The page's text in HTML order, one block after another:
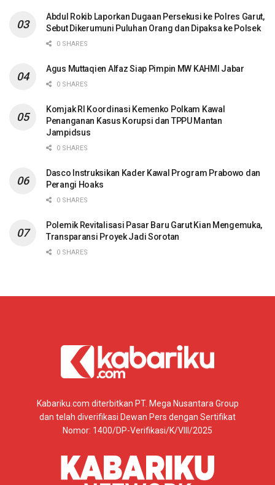
Abdul Rokib Laporkan Dugaan Persekusi ke Polres Garut,
Sebut Dikerumuni Puluhan Orang dan Dipaksa ke Polsek
0 SHARES
Agus Muttaqien Alfaz Siap Pimpin MW KAHMI Jabar
0 SHARES
Komjak RI Koordinasi Kemenko Polkam Kawal
Penanganan Kasus Korupsi dan TPPU Mantan
Jampidsus
0 SHARES
Dasco Instruksikan Kader Kawal Program Prabowo dan
Perangi Hoaks
0 SHARES
Polemik Revitalisasi Pasar Baru Garut Kian Mengemuka,
Transparansi Proyek Jadi Sorotan
0 SHARES
Kabariku.com diterbitkan PT. Mega Nusantara Group
dan telah diverifikasi Dewan Pers dengan Sertifikat
Nomor: 1400/DP-Verifikasi/K/VIII/2025